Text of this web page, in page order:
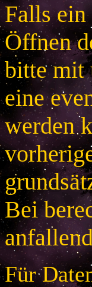
Falls ein
Öffnen
bitte mit
eine
werden
Bei
Für